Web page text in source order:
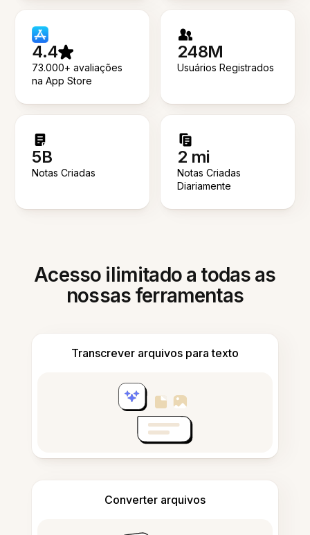
4.4
73.000+ avaliações
na App Store
248M
Usuários Registrados
5B
Notas Criadas
2 mi
Notas Criadas
Diariamente
Acesso ilimitado a todas as
nossas ferramentas
Transcrever arquivos para texto
Converter arquivos